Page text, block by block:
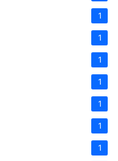
1
1
1
1
1
1
1